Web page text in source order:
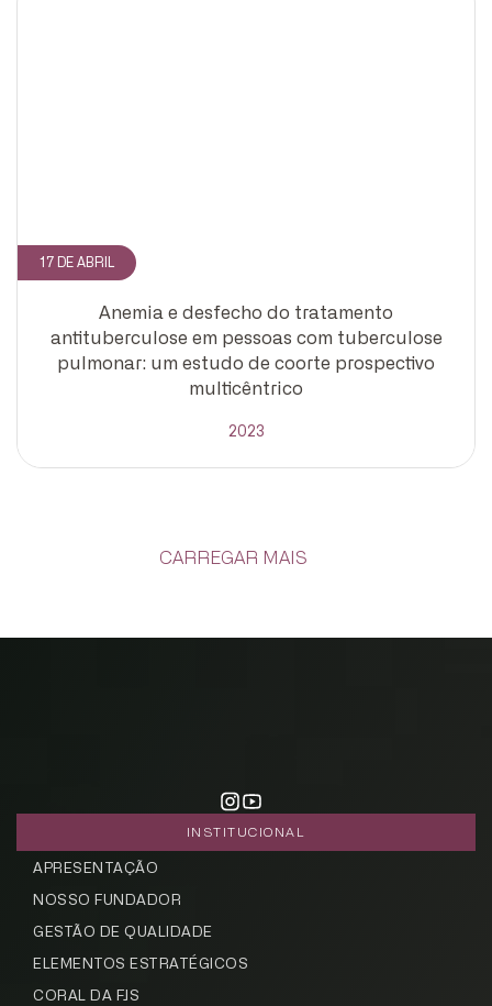
17 DE ABRIL
Anemia e desfecho do tratamento
antituberculose em pessoas com tuberculose
pulmonar: um estudo de coorte prospectivo
multicêntrico
2023
CARREGAR MAIS
INSTITUCIONAL
APRESENTAÇÃO
NOSSO FUNDADOR
GESTÃO DE QUALIDADE
ELEMENTOS ESTRATÉGICOS
CORAL DA FJS
Cadastrar